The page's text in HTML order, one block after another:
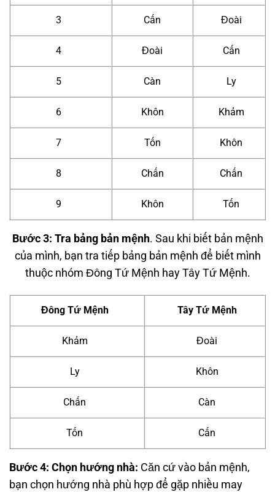
3 Cấn Đoài
4 Đoài Cấn
5 Càn Ly
6 Khôn Khảm
7 Tốn Khôn
8 Chấn Chấn
9 Khôn Tốn
Bước 3: Tra bảng bản mệnh. Sau khi biết bản mệnh
của mình, bạn tra tiếp bảng bản mệnh để biết mình
thuộc nhóm Đông Tứ Mệnh hay Tây Tứ Mệnh.
Đông Tứ Mệnh Tây Tứ Mệnh
Khảm Đoài
Ly Khôn
Chấn Càn
Tốn Cấn
Bước 4: Chọn hướng nhà: Căn cứ vào bản mệnh,
bạn chọn hướng nhà phù hợp để gặp nhiều may